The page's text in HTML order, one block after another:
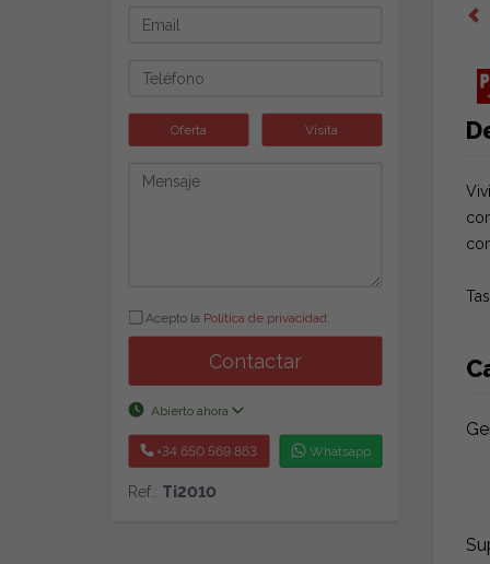
Oferta Visita
Acepto la Política de privacidad
Contactar
Abierto ahora
+34 650 569 863 Whatsapp
Ref.: Ti2010